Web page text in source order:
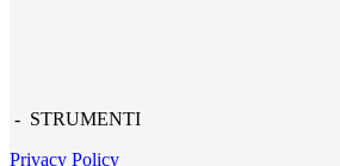
- STRUMENTI
Privacy Policy